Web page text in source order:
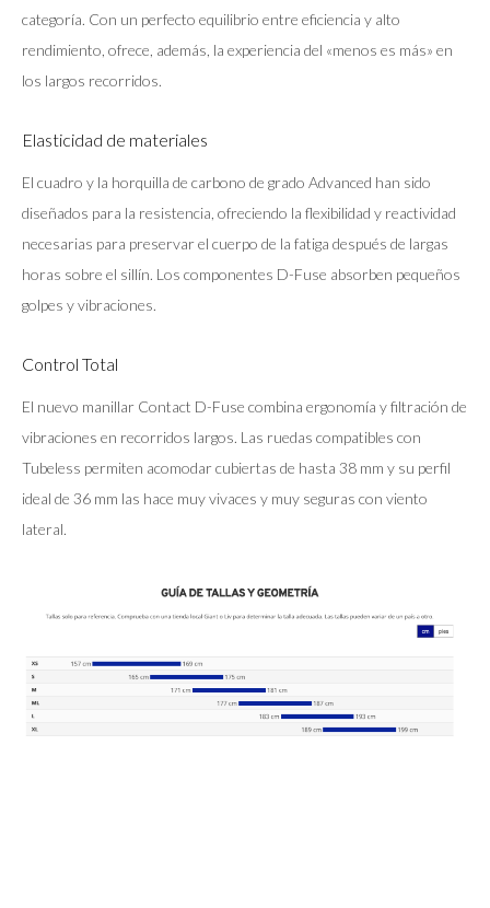
categoría. Con un perfecto equilibrio entre eficiencia y alto
rendimiento, ofrece, además, la experiencia del «menos es más» en
los largos recorridos.
Elasticidad de materiales
El cuadro y la horquilla de carbono de grado Advanced han sido
diseñados para la resistencia, ofreciendo la flexibilidad y reactividad
necesarias para preservar el cuerpo de la fatiga después de largas
horas sobre el sillín. Los componentes D-Fuse absorben pequeños
golpes y vibraciones.
Control Total
El nuevo manillar Contact D-Fuse combina ergonomía y filtración de
vibraciones en recorridos largos. Las ruedas compatibles con
Tubeless permiten acomodar cubiertas de hasta 38 mm y su perfil
ideal de 36 mm las hace muy vivaces y muy seguras con viento
lateral.